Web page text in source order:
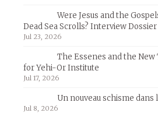
Were Jesus and the
Dead Sea Scrolls? Interview
Jul 23, 2026
The Essenes and the
for Yehi-Or Institute
Jul 17, 2026
Un nouveau schisme dans
Jul 8, 2026